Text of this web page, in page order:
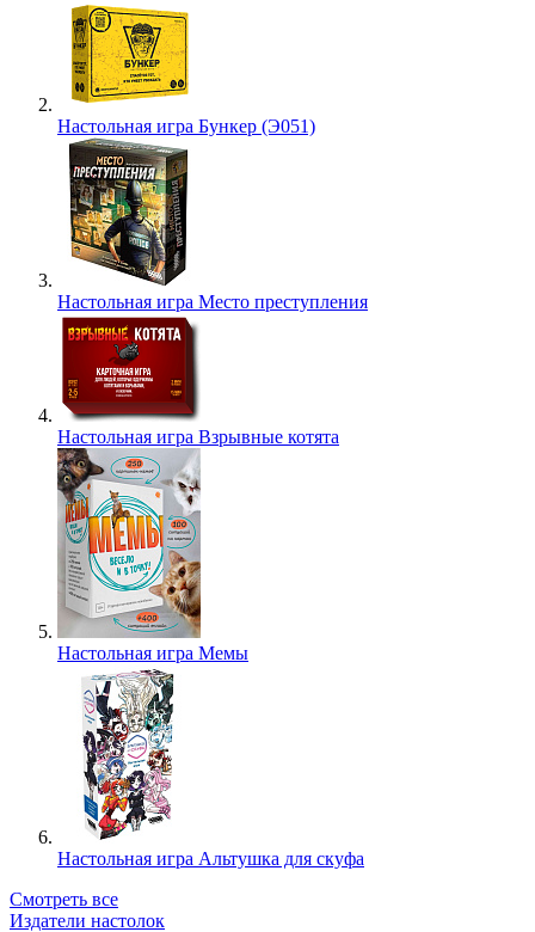
Настольная игра Бункер (Э051)
Настольная игра Место преступления
Настольная игра Взрывные котята
Настольная игра Мемы
Настольная игра Альтушка для скуфа
Смотреть все
Издатели настолок